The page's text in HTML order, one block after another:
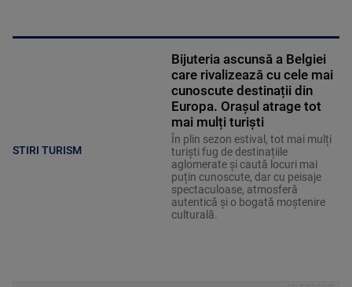
STIRI TURISM
Bijuteria ascunsă a Belgiei
care rivalizează cu cele mai
cunoscute destinații din
Europa. Orașul atrage tot
mai mulți turiști
În plin sezon estival, tot mai mulți
turiști fug de destinațiile
aglomerate și caută locuri mai
puțin cunoscute, dar cu peisaje
spectaculoase, atmosferă
autentică și o bogată moștenire
culturală.